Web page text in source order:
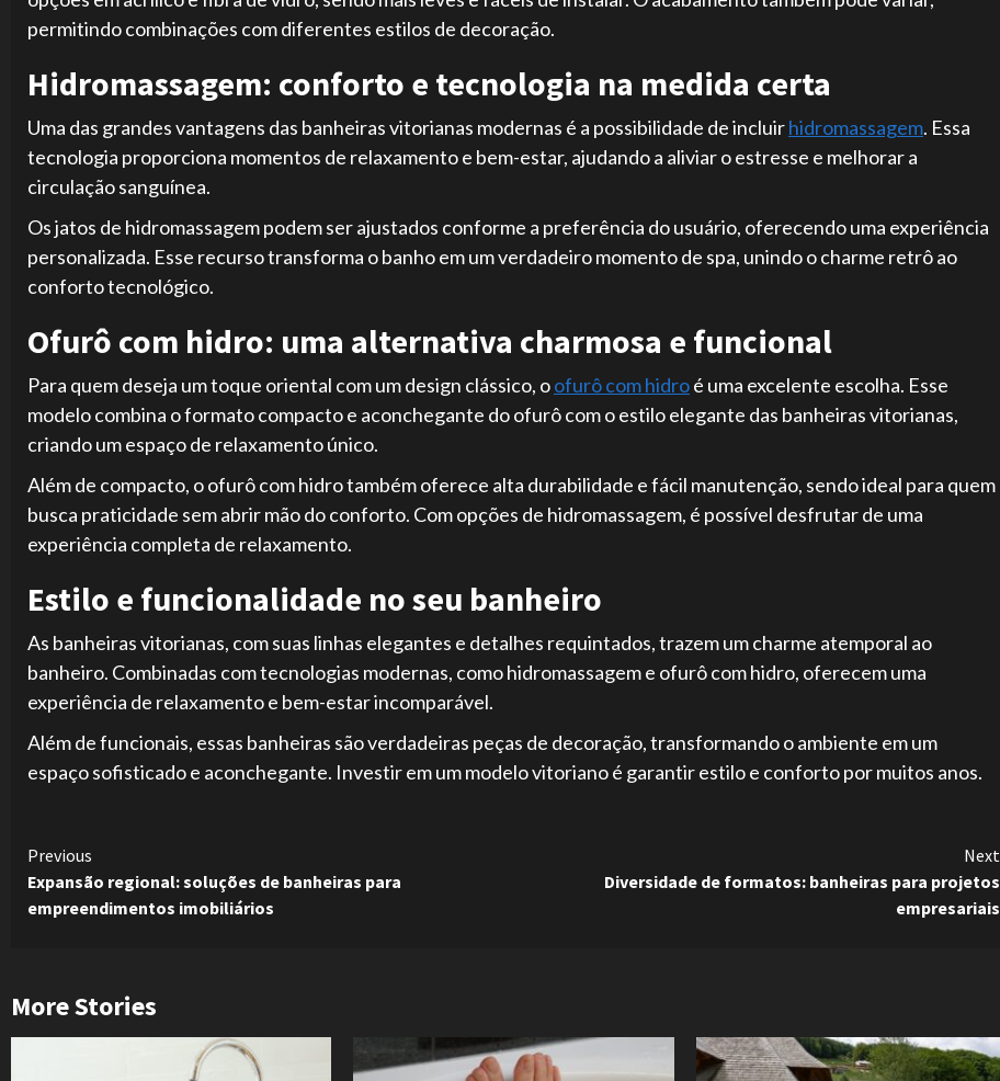
permitindo combinações com diferentes estilos de decoração.
Hidromassagem: conforto e tecnologia na medida certa
Uma das grandes vantagens das banheiras vitorianas modernas é a possibilidade de incluirhidromassagem. Essa
tecnologia proporciona momentos de relaxamento e bem-estar, ajudando a aliviar o estresse e melhorar a
circulação sanguínea.
Os jatos de hidromassagem podem ser ajustados conforme a preferência do usuário, oferecendo uma experiência
personalizada. Esse recurso transforma o banho em um verdadeiro momento de spa, unindo o charme retrô ao
conforto tecnológico.
Ofurô com hidro: uma alternativa charmosa e funcional
Para quem deseja um toque oriental com um design clássico, oofurô com hidroé uma excelente escolha. Esse
modelo combina o formato compacto e aconchegante do ofurô com o estilo elegante das banheiras vitorianas,
criando um espaço de relaxamento único.
Além de compacto, o ofurô com hidro também oferece alta durabilidade e fácil manutenção, sendo ideal para quem
busca praticidade sem abrir mão do conforto. Com opções de hidromassagem, é possível desfrutar de uma
experiência completa de relaxamento.
Estilo e funcionalidade no seu banheiro
As banheiras vitorianas, com suas linhas elegantes e detalhes requintados, trazem um charme atemporal ao
banheiro. Combinadas com tecnologias modernas, como hidromassagem e ofurô com hidro, oferecem uma
experiência de relaxamento e bem-estar incomparável.
Além de funcionais, essas banheiras são verdadeiras peças de decoração, transformando o ambiente em um
espaço sofisticado e aconchegante. Investir em um modelo vitoriano é garantir estilo e conforto por muitos anos.
Continue
Reading
Previous
Expansão regional: soluções de banheiras para
empreendimentos imobiliários
Next
Diversidade de formatos: banheiras para projetos
empresariais
More Stories